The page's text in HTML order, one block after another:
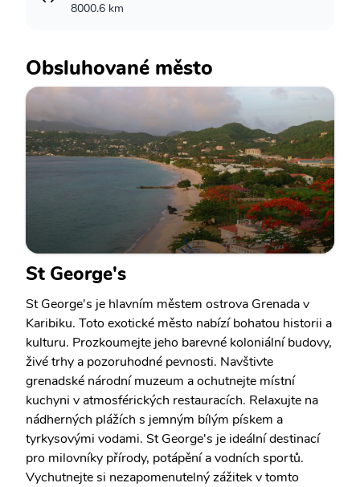
8000.6 km
Obsluhované město
St George's
St George's je hlavním městem ostrova Grenada v
Karibiku. Toto exotické město nabízí bohatou historii a
kulturu. Prozkoumejte jeho barevné koloniální budovy,
živé trhy a pozoruhodné pevnosti. Navštivte
grenadské národní muzeum a ochutnejte místní
kuchyni v atmosférických restauracích. Relaxujte na
nádherných plážích s jemným bílým pískem a
tyrkysovými vodami. St George's je ideální destinací
pro milovníky přírody, potápění a vodních sportů.
Vychutnejte si nezapomenutelný zážitek v tomto